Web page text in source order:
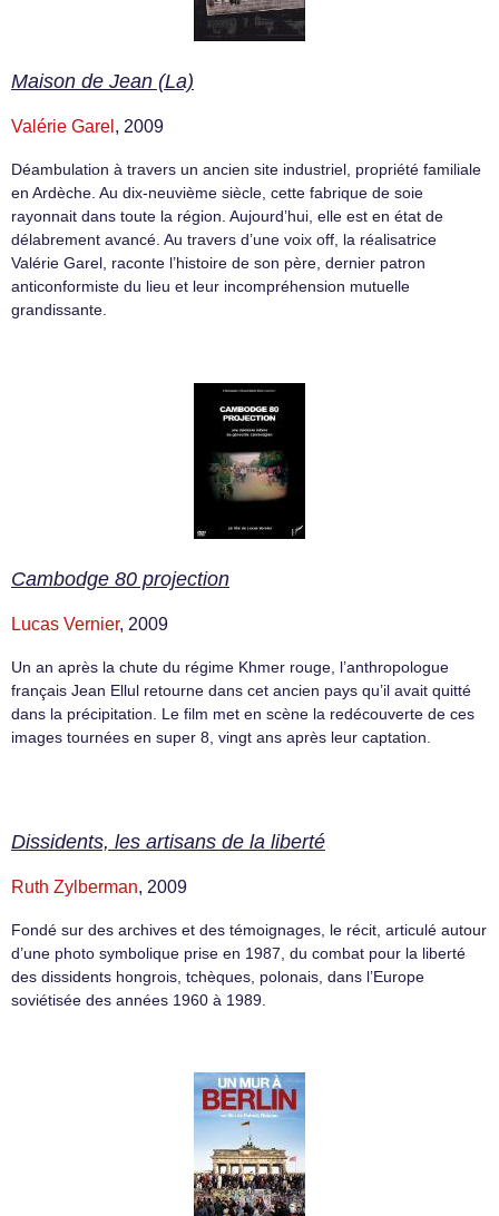
Maison de Jean (La)
Valérie Garel , 2009
Déambulation à travers un ancien site industriel, propriété familiale
en Ardèche. Au dix-neuvième siècle, cette fabrique de soie
rayonnait dans toute la région. Aujourd’hui, elle est en état de
délabrement avancé. Au travers d’une voix off, la réalisatrice
Valérie Garel, raconte l’histoire de son père, dernier patron
anticonformiste du lieu et leur incompréhension mutuelle
grandissante.
Cambodge 80 projection
Lucas Vernier, 2009
Un an après la chute du régime Khmer rouge, l’anthropologue
français Jean Ellul retourne dans cet ancien pays qu’il avait quitté
dans la précipitation. Le film met en scène la redécouverte de ces
images tournées en super 8, vingt ans après leur captation.
Dissidents, les artisans de la liberté
Ruth Zylberman, 2009
Fondé sur des archives et des témoignages, le récit, articulé autour
d’une photo symbolique prise en 1987, du combat pour la liberté
des dissidents hongrois, tchèques, polonais, dans l’Europe
soviétisée des années 1960 à 1989.